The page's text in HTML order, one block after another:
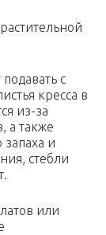
с
кресса в
из-за
а также
и
стебли
или